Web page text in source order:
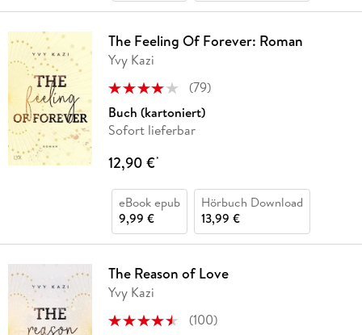
The Feeling Of Forever: Roman
Yvy Kazi
(79)
Buch (kartoniert)
Sofort lieferbar
12,90 €*
eBook epub
9,99 €
Hörbuch Download
13,99 €
The Reason of Love
Yvy Kazi
(100)